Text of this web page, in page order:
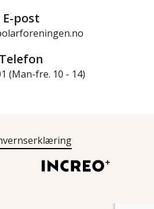
E-post
Telefon
(Man-fre. 10 - 14)